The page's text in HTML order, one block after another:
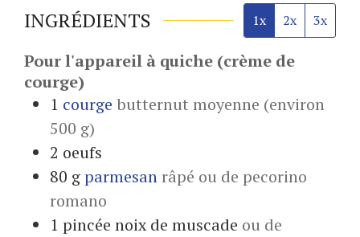
INGRÉDIENTS 1x 2x 3x
Pour l'appareil à quiche (crème de
courge)
1 courge butternut moyenne (environ
500 g)
2 oeufs
80 gparmesanrâpé ou de pecorino
romano
1 pincée noix de muscade ou de